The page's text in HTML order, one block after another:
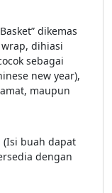
dikemas
dihiasi
sebagai
new year),
maupun
buah dapat
dengan